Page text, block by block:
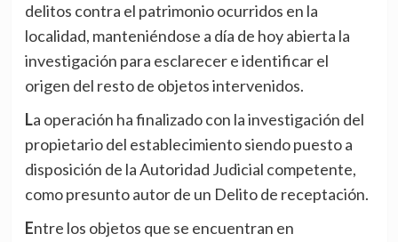
delitos contra el patrimonio ocurridos en la
localidad, manteniéndose a día de hoy abierta la
investigación para esclarecer e identificar el
origen del resto de objetos intervenidos.
La operación ha finalizado con la investigación del
propietario del establecimiento siendo puesto a
disposición de la Autoridad Judicial competente,
como presunto autor de un Delito de receptación.
Entre los objetos que se encuentran en